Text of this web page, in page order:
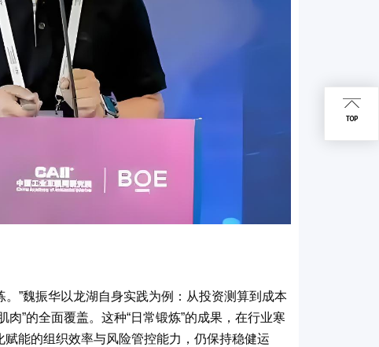
”魏振华以龙湖自身实践为例：从投资测算到成本
肉”的全面覆盖。这种“日常锻炼”的成果，在行业寒
能的组织效率与风险管控能力，仍保持稳健运